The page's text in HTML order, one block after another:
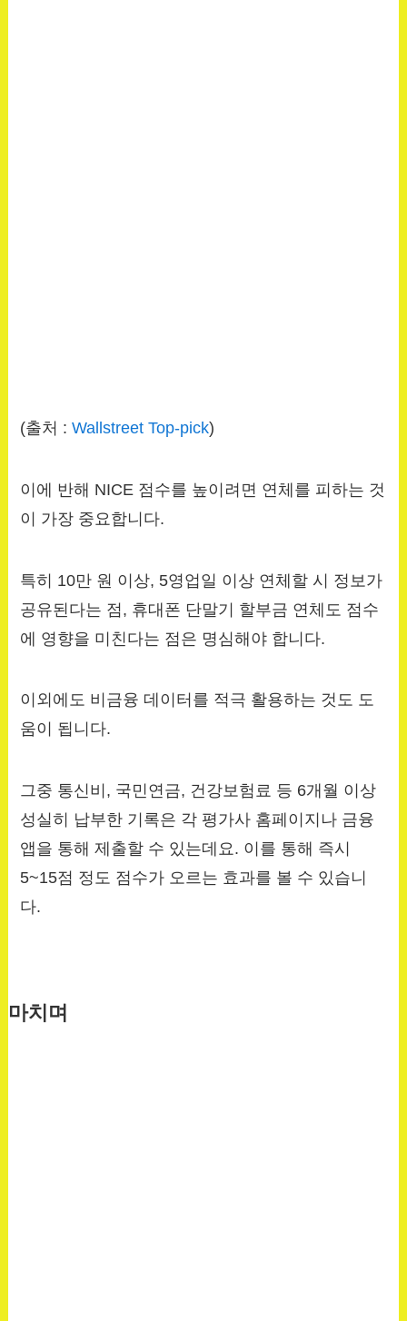
(출처 :Wallstreet Top-pick)
이에 반해 NICE 점수를 높이려면 연체를 피하는 것
이 가장 중요합니다.
특히 10만 원 이상, 5영업일 이상 연체할 시 정보가
공유된다는 점, 휴대폰 단말기 할부금 연체도 점수
에 영향을 미친다는 점은 명심해야 합니다.
이외에도 비금융 데이터를 적극 활용하는 것도 도
움이 됩니다.
그중 통신비, 국민연금, 건강보험료 등 6개월 이상
성실히 납부한 기록은 각 평가사 홈페이지나 금융
앱을 통해 제출할 수 있는데요. 이를 통해 즉시
5~15점 정도 점수가 오르는 효과를 볼 수 있습니
다.
마치며